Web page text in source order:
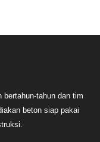
bertahun-tahun dan tim
beton siap pakai